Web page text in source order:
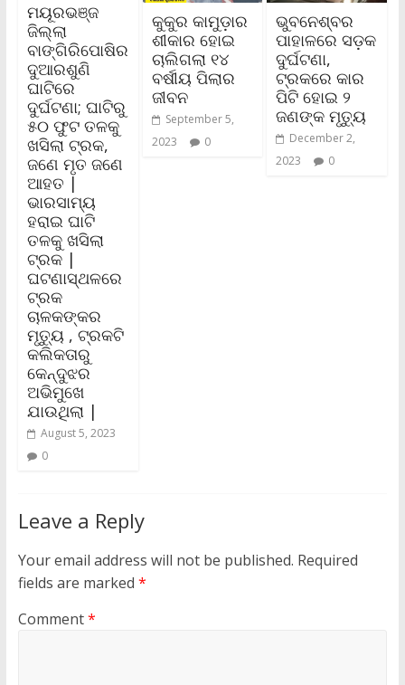
ମୟୂରଭଞ୍ଜ
ଜିଲ୍ଲା
ବାଙ୍ଗିରିପୋଷିର
ଦୁଆରଶୁଣି
ଘାଟିରେ
ଦୁର୍ଘଟଣା; ଘାଟିରୁ
୫୦ ଫୁଟ ତଳକୁ
ଖସିଲା ଟ୍ରକ,
ଜଣେ ମୃତ ଜଣେ
ଆହତ |
ଭାରସାମ୍ୟ
ହରାଇ ଘାଟି
ତଳକୁ ଖସିଲା
ଟ୍ରକ |
ଘଟଣାସ୍ଥଳରେ
ଟ୍ରକ
ଚାଳକଙ୍କର
ମୃତ୍ୟୁ , ଟ୍ରକଟି
କଲିକତାରୁ
କେନ୍ଦୁଝର
ଅଭିମୁଖେ
ଯାଉଥିଲା |
August 5, 2023
0
କୁକୁର କାମୁଡ଼ାର
ଶୀକାର ହୋଇ
ଚାଲିଗଲା ୧୪
ବର୍ଷୀୟ ପିଲାର
ଜୀବନ
September 5,
2023
0
ଭୁବନେଶ୍ବର
ପାହାଳରେ ସଡ଼କ
ଦୁର୍ଘଟଣା,
ଟ୍ରକରେ କାର
ପିଟି ହୋଇ ୨
ଜଣଙ୍କ ମୃତ୍ୟୁ
December 2,
2023
0
Leave a Reply
Your email address will not be published. Required
fields are marked *
Comment*